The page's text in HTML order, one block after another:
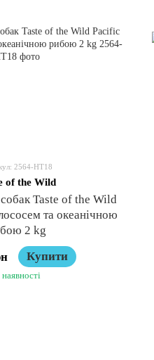
2564-HT18
of the Wild
Taste of the Wild
та океанічною
2 kg
Купити